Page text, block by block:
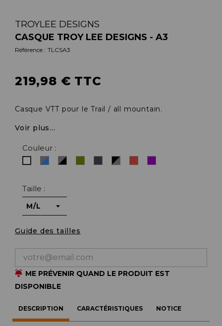
TROYLEE DESIGNS
CASQUE TROY LEE DESIGNS - A3
Référence : TLCSA3
219,98 € TTC
Casque VTT pour le Trail / all mountain.
Voir plus...
Couleur :
Blanc Gris/bleu Noir
Taille :
Guide des tailles
ME PRÉVENIR QUAND LE PRODUIT EST
DISPONIBLE
DESCRIPTION CARACTÉRISTIQUES NOTICE